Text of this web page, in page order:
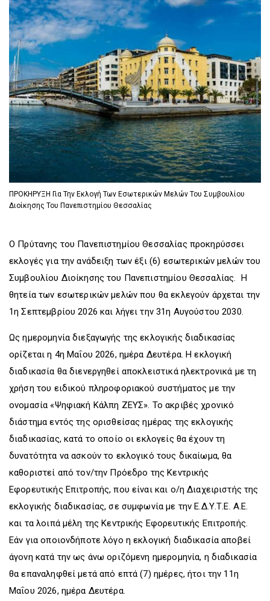
D
O
W
T
R
I
G
G
E
R
O
R
I
G
G
E
R
D
N
T
R
I
G
G
E
R
ΠΡΟΚΗΡΥΞΗ Για Την Εκλογή Των Εσωτερικών Μελών Του Συμβουλίου
Διοίκησης Του Πανεπιστημίου Θεσσαλίας
Ο Πρύτανης του Πανεπιστημίου Θεσσαλίας προκηρύσσει
εκλογές για την ανάδειξη των έξι (6) εσωτερικών μελών του
Συμβουλίου Διοίκησης του Πανεπιστημίου Θεσσαλίας. H
θητεία των εσωτερικών μελών που θα εκλεγούν άρχεται την
1η Σεπτεμβρίου 2026 και λήγει την 31η Αυγούστου 2030.
Ως ημερομηνία διεξαγωγής της εκλογικής διαδικασίας
ορίζεται η 4η Μαΐου 2026, ημέρα Δευτέρα. Η εκλογική
διαδικασία θα διενεργηθεί αποκλειστικά ηλεκτρονικά με τη
χρήση του ειδικού πληροφοριακού συστήματος με την
ονομασία «Ψηφιακή Κάλπη ΖΕΥΣ». Το ακριβές χρονικό
διάστημα εντός της ορισθείσας ημέρας της εκλογικής
διαδικασίας, κατά το οποίο οι εκλογείς θα έχουν τη
δυνατότητα να ασκούν το εκλογικό τους δικαίωμα, θα
καθοριστεί από τον/την Πρόεδρο της Κεντρικής
Εφορευτικής Επιτροπής, που είναι και ο/η Διαχειριστής της
εκλογικής διαδικασίας, σε συμφωνία με την Ε.Δ.Υ.Τ.Ε. Α.Ε.
και τα λοιπά μέλη της Κεντρικής Εφορευτικής Επιτροπής.
Εάν για οποιονδήποτε λόγο η εκλογική διαδικασία αποβεί
άγονη κατά την ως άνω οριζόμενη ημερομηνία, η διαδικασία
θα επαναληφθεί μετά από επτά (7) ημέρες, ήτοι την 11η
Μαΐου 2026, ημέρα Δευτέρα.